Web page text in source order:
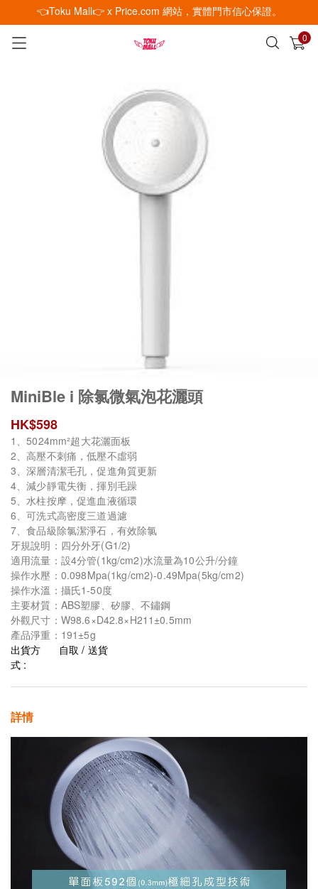
👈Toku Mall👉 x Price.com 網站，實體門市信心保證。
0
已加入購物車 查看
MiniBle i 除氯微氣泡花灑頭
HK$598
1、5024mm²超大花灑面板
2、高壓不刺痛，低壓不虛弱
3、深層清潔毛孔，促進角質更新
4、減少靜電失衡，揮別毛躁
5、水柱按摩，促進血液循環
6、可洗式高密度三道過濾
7、食品級除氯潔淨石，有效除氯
牙規說明：四分外牙(G1/2)
適用流量：設4分管(1kg/cm2)水流量為10公升/分鐘
操作水壓：0.098Mpa(1kg/cm2)-0.49Mpa(5kg/cm2)
操作水溫：攝氏1-50度
主要材質：ABS塑膠、矽膠、不鏽鋼
外觀尺寸：W98.6×D42.8×H211±0.5mm
產品淨重：191±5g
出貨方
式 :
自取 / 送貨
詳情